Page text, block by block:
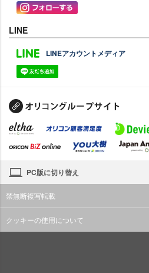
LINE
LINEアカウントメディア
PC版に切り替え
禁無断複写転載
クッキーの使用について